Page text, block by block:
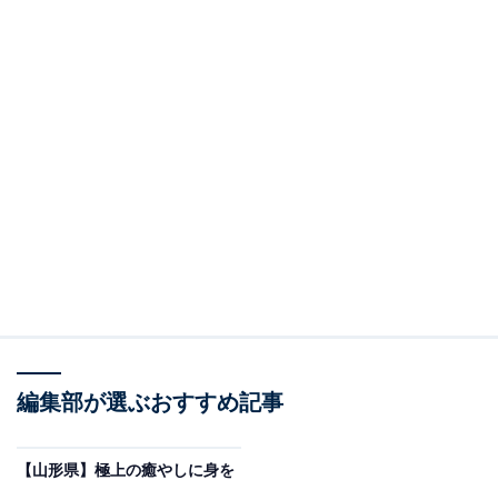
編集部が選ぶおすすめ記事
【山形県】極上の癒やしに身を